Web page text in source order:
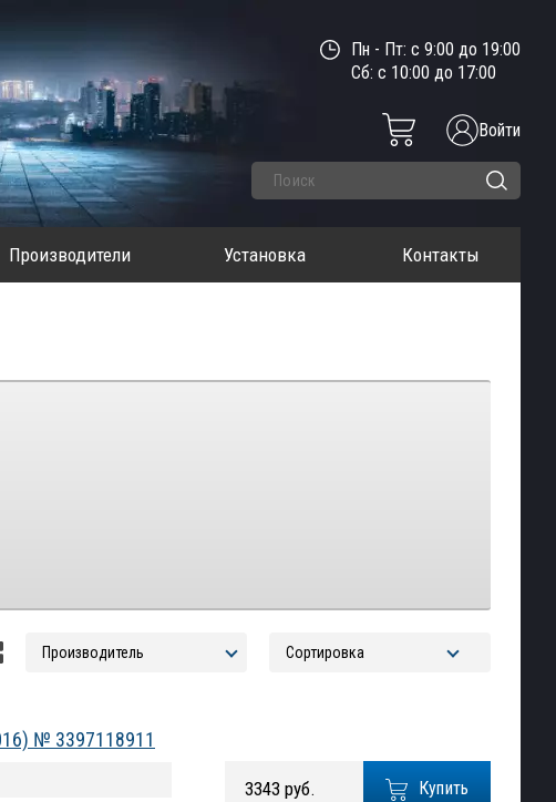
Пн - Пт: с 9:00 до 19:00
Сб: с 10:00 до 17:00
Войти
Производители Установка Контакты
№ 3397118911
Купить
3343 руб.